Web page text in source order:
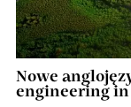
Nowe
engineering